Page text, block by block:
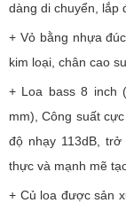
dàng di chuyển, lắp
+ Vỏ bằng nhựa
kim loại, chân cao
+ Loa bass 8 inch
mm), Công suất
độ nhạy 113dB,
thực và mạnh mẽ
+ Củ loa được sản